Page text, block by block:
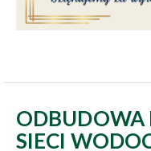
ODBUDOWA
SIECI